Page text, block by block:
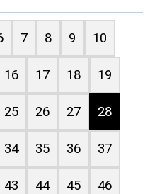
7 8 9 10
16 17 18 19
25 26 27 28
34 35 36 37
43 44 45 46